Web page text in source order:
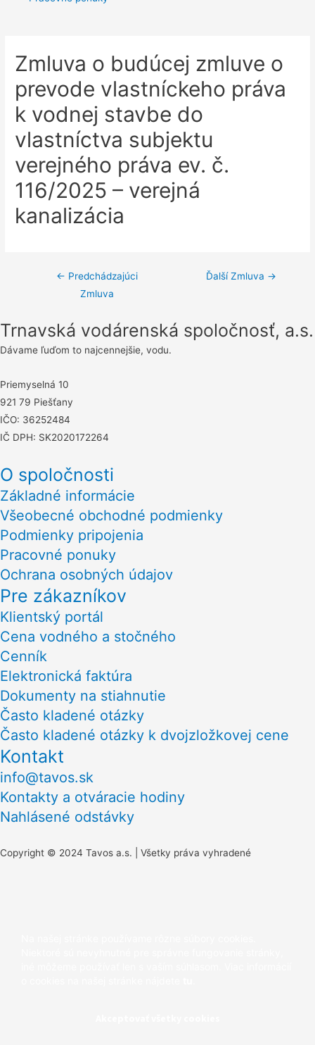
Zmluva o budúcej zmluve o
prevode vlastníckeho práva
k vodnej stavbe do
vlastníctva subjektu
verejného práva ev. č.
116/2025 – verejná
kanalizácia
Navigácia
článku
← Predchádzajúci
Zmluva
Ďalší Zmluva →
Trnavská vodárenská spoločnosť, a.s.
Dávame ľuďom to najcennejšie, vodu.
Priemyselná 10
921 79 Piešťany
IČO: 36252484
IČ DPH: SK2020172264
O spoločnosti
Základné informácie
Všeobecné obchodné podmienky
Podmienky pripojenia
Pracovné ponuky
Ochrana osobných údajov
Pre zákazníkov
Klientský portál
Cena vodného a stočného
Cenník
Elektronická faktúra
Dokumenty na stiahnutie
Často kladené otázky
Často kladené otázky k dvojzložkovej cene
Kontakt
info@tavos.sk
Kontakty a otváracie hodiny
Nahlásené odstávky
Copyright © 2024 Tavos a.s. | Všetky práva vyhradené